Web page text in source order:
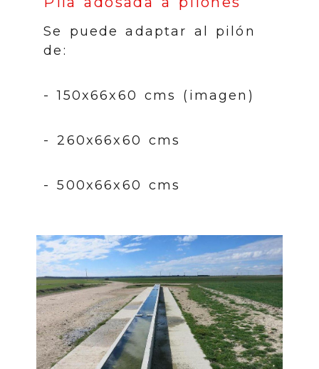
Se puede adaptar al pilón
de:
- 150x66x60 cms (imagen)
- 260x66x60 cms
- 500x66x60 cms